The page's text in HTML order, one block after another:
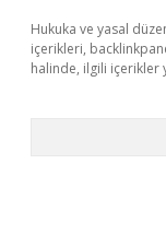
Hukuka ve yasal
içerikleri,
halinde, ilgili içerikler